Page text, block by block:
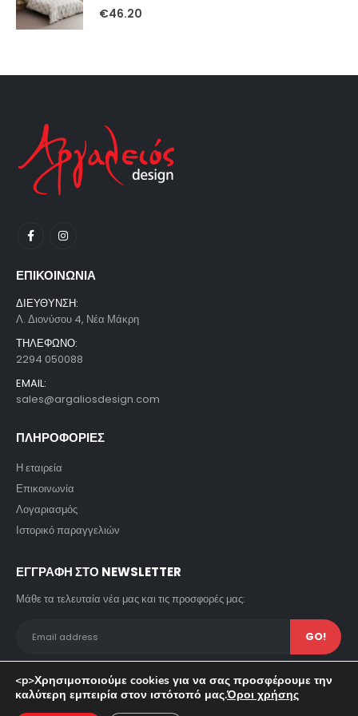
0out of 5
€46.20
ΕΠΙΚΟΙΝΩΝΙΑ
ΔΙΕΥΘΥΝΣΗ:
Λ. Διονύσου 4, Νέα Μάκρη
ΤΗΛΕΦΩΝΟ:
2294 050088
EMAIL:
sales@argaliosdesign.com
ΠΛΗΡΟΦΟΡΙΕΣ
Η εταιρεία
Επικοινωνία
Λογαριασμός
Ιστορικό παραγγελιών
ΕΓΓΡΑΦΗ ΣΤΟ NEWSLETTER
Μάθε τα τελευταία νέα μας και τις προσφορές μας:
<p>Χρησιμοποιούμε cookies για να σας προσφέρουμε την
καλύτερη εμπειρία στον ιστότοπό μας.Όροι χρήσης